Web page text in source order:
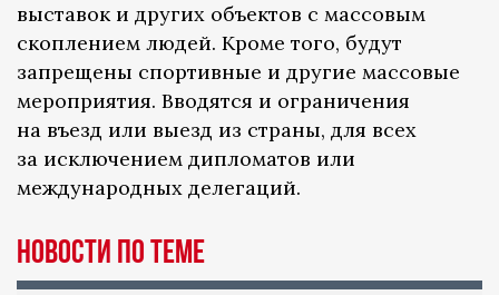
выставок и других объектов с массовым
скоплением людей. Кроме того, будут
запрещены спортивные и другие массовые
мероприятия. Вводятся и ограничения
на въезд или выезд из страны, для всех
за исключением дипломатов или
международных делегаций.
Новости по теме